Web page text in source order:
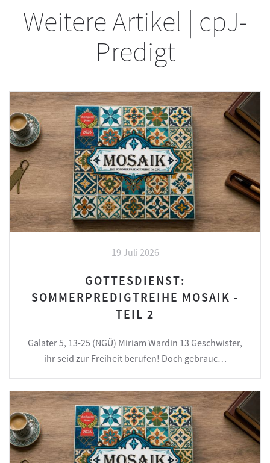
Weitere Artikel | cpJ-
Predigt
19 Juli 2026
GOTTESDIENST:
SOMMERPREDIGTREIHE MOSAIK -
TEIL 2
Galater 5, 13-25 (NGÜ) Miriam Wardin 13 Geschwister,
ihr seid zur Freiheit berufen! Doch gebrauc…